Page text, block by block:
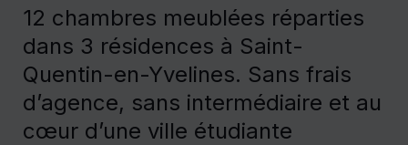
12 chambres meublées réparties
dans 3 résidences à Saint-
Quentin-en-Yvelines. Sans frais
d’agence, sans intermédiaire et au
cœur d’une ville étudiante